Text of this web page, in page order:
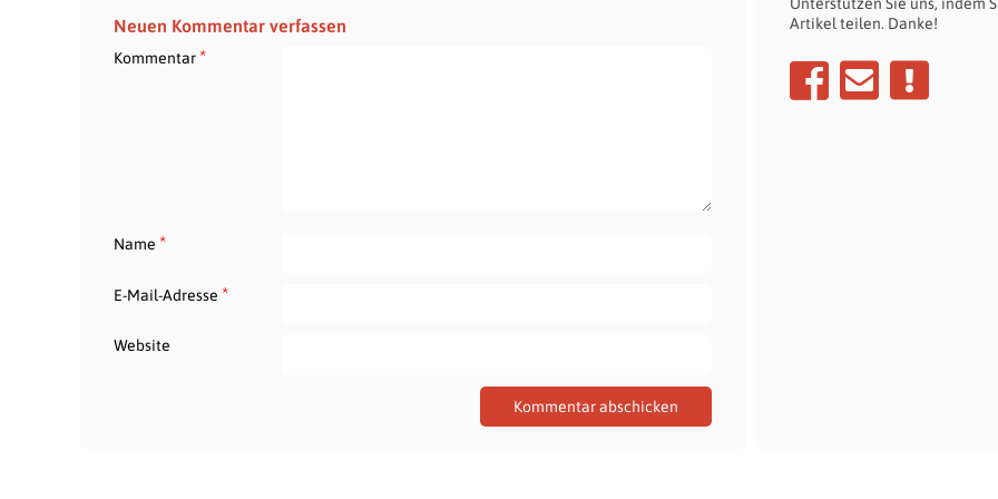
Neuen Kommentar verfassen
Kommentar*
Name *
E-Mail-Adresse *
Website
Artikel teilen. Danke!